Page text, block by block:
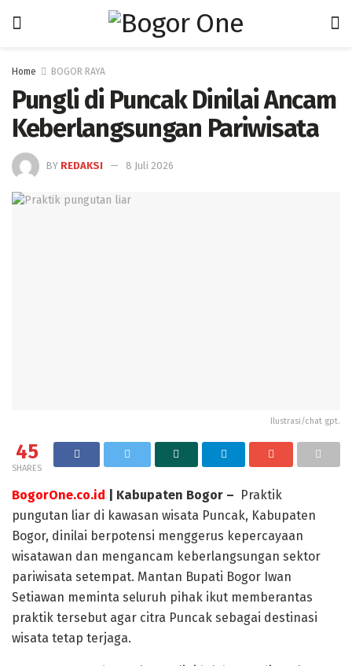
Home BOGOR RAYA
Pungli di Puncak Dinilai Ancam
Keberlangsungan Pariwisata
BY REDAKSI 8 Juli 2026
Ilustrasi/chat gpt.
45
SHARES
BogorOne.co.id | Kabupaten Bogor –
Praktik
pungutan liar di kawasan wisata Puncak, Kabupaten
Bogor, dinilai berpotensi menggerus kepercayaan
wisatawan dan mengancam keberlangsungan sektor
pariwisata setempat. Mantan Bupati Bogor Iwan
Setiawan meminta seluruh pihak ikut memberantas
praktik tersebut agar citra Puncak sebagai destinasi
wisata tetap terjaga.